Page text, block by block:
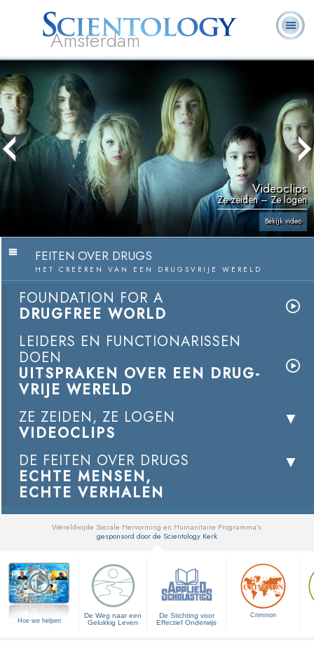
Amsterdam
Ons
L. Ron
Hubbard
Scientology?
Videoclips
Ze zeiden – Ze logen
Bekijk video
FEITEN OVER DRUGS
HET CREËREN VAN EEN DRUGSVRIJE WERELD
FOUNDATION FOR A
DRUGFREE WORLD
LEIDERS EN FUNCTIONARISSEN
DOEN
UITSPRAKEN OVER EEN DRUG-
VRIJE WERELD
ZE ZEIDEN, ZE LOGEN
VIDEOCLIPS
DE FEITEN OVER DRUGS
ECHTE MENSEN,
ECHTE VERHALEN
Wereldwijde Sociale Hervorming en Humanitaire Programma’s
gesponsord door de Scientology Kerk
Hoe we helpen
De Weg naar een
Gelukkig Leven
De Stichting voor
Effectief Onderwijs
Criminon